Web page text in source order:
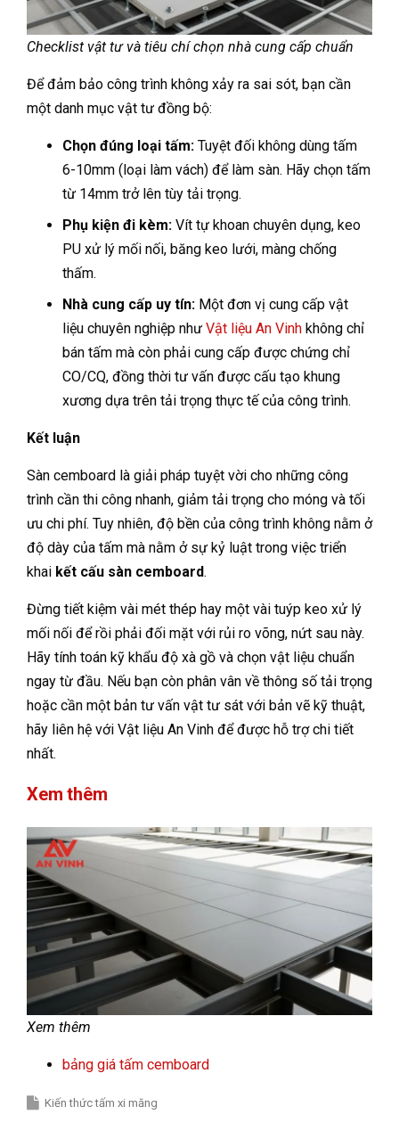
Checklist vật tư và tiêu chí chọn nhà cung cấp chuẩn
Để đảm bảo công trình không xảy ra sai sót, bạn cần
một danh mục vật tư đồng bộ:
Chọn đúng loại tấm: Tuyệt đối không dùng tấm
6-10mm (loại làm vách) để làm sàn. Hãy chọn tấm
từ 14mm trở lên tùy tải trọng.
Phụ kiện đi kèm: Vít tự khoan chuyên dụng, keo
PU xử lý mối nối, băng keo lưới, màng chống
thấm.
Nhà cung cấp uy tín: Một đơn vị cung cấp vật
liệu chuyên nghiệp như Vật liệu An Vinh không chỉ
bán tấm mà còn phải cung cấp được chứng chỉ
CO/CQ, đồng thời tư vấn được cấu tạo khung
xương dựa trên tải trọng thực tế của công trình.
Kết luận
Sàn cemboard là giải pháp tuyệt vời cho những công
trình cần thi công nhanh, giảm tải trọng cho móng và tối
ưu chi phí. Tuy nhiên, độ bền của công trình không nằm ở
độ dày của tấm mà nằm ở sự kỷ luật trong việc triển
khai kết cấu sàn cemboard.
Đừng tiết kiệm vài mét thép hay một vài tuýp keo xử lý
mối nối để rồi phải đối mặt với rủi ro võng, nứt sau này.
Hãy tính toán kỹ khẩu độ xà gồ và chọn vật liệu chuẩn
ngay từ đầu. Nếu bạn còn phân vân về thông số tải trọng
hoặc cần một bản tư vấn vật tư sát với bản vẽ kỹ thuật,
hãy liên hệ với Vật liệu An Vinh để được hỗ trợ chi tiết
nhất.
Xem thêm
Xem thêm
bảng giá tấm cemboard
Kiến thức tấm xi măng